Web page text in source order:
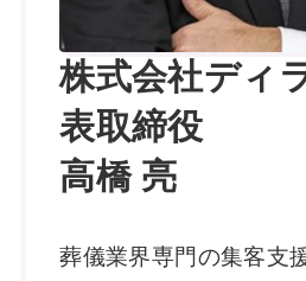
株式会社ディ
表取締役
高橋 亮
葬儀業界専門の集客支